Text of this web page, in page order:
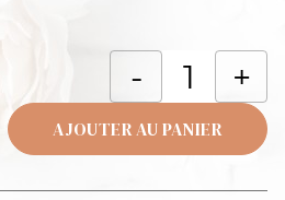
- +
AJOUTER AU PANIER